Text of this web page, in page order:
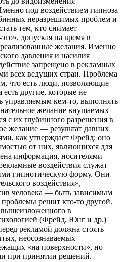
под воздействием гипноза
неразрешимых проблем и
тем, кто снимает
допуская на время в
желания. Именно
давления и насилия
запрещено в рекламных
всех ведущих стран. Проблема
что есть люди, позволяющие
другие, которые не
управляемым кем-то, выполнять
желание внушаемых
с их глубинного разрешения в
желание — результат давних
как утверждает Фрейд; оно
от них, являющихся для
информация, носителями
воздействия служат
гипнотическую форму. Они
воздействия»,
человека — быть зависимым
проблемы решит кто-то другой.
в
(Фрейд, Юнг и др.)
рекламой должна стоять
неосознаваемых
«на поверхности», но
при принятии решений.